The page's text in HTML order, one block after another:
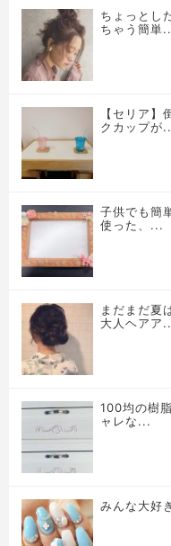
ちょっとし
ちゃう簡単
【セリア
クカップが
子供でも簡
使った、...
まだまだ夏
大人ヘアア
100均の樹
ャレな...
みんな大好